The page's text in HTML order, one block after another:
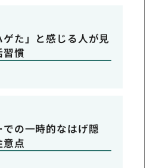
ゲた」と感じる人が見
習慣
の一時的なはげ隠
意点